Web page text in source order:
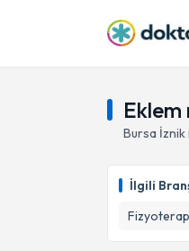
Eklem
Bursa İznik
İlgili